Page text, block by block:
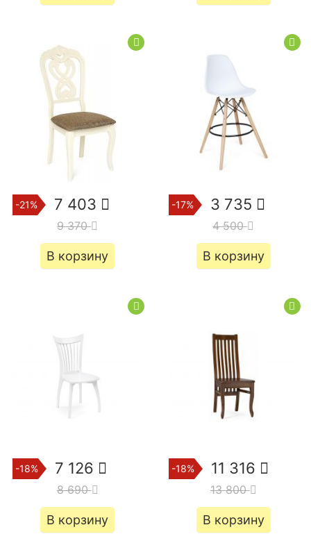
-21% 7 403
9 370
В корзину
-17% 3 735
4 500
В корзину
-18% 7 126
8 690
В корзину
-18% 11 316
13 800
В корзину